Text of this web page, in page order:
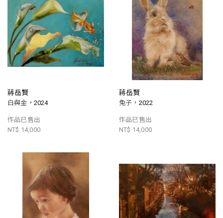
蔣岳賢
白與金，2024
作品已售出
NT$ 14,000
蔣岳賢
兔子，2022
作品已售出
NT$ 14,000